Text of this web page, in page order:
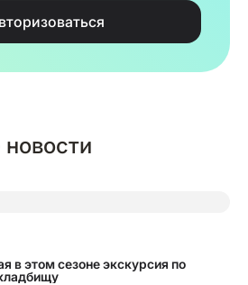
в этом сезоне экскурсия по